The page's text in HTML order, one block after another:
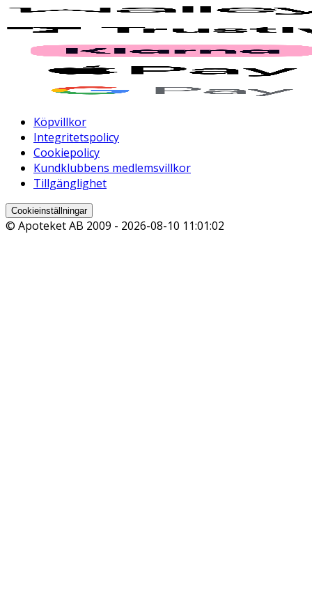
Köpvillkor
Integritetspolicy
Cookiepolicy
Kundklubbens medlemsvillkor
Tillgänglighet
Cookieinställningar
© Apoteket AB 2009 - 2026-08-10 11:01:02